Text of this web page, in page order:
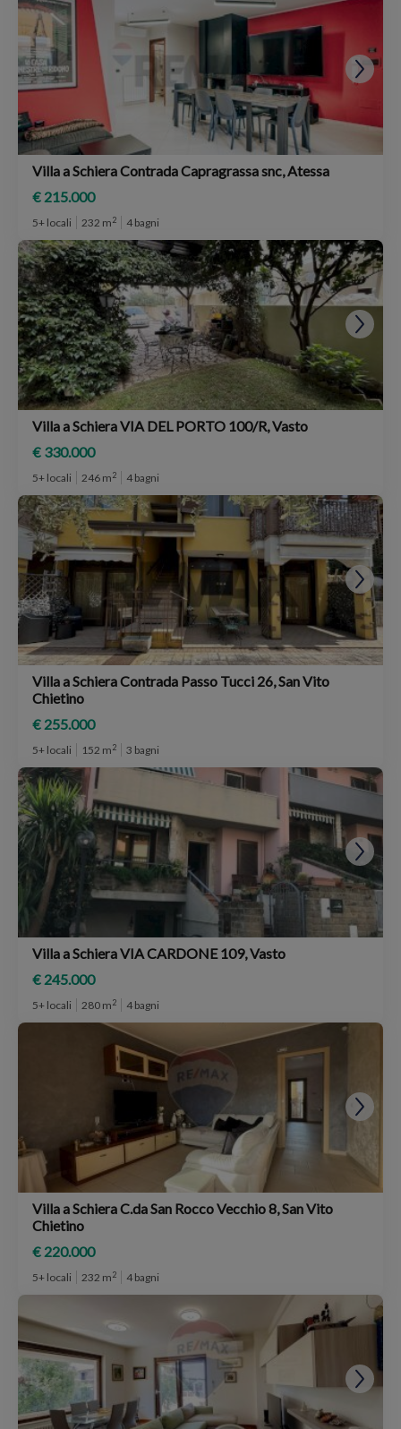
Villa a Schiera Contrada Capragrassa snc, Atessa
€ 215.000
5+ locali 232 m2 4 bagni
Villa a Schiera VIA DEL PORTO 100/R, Vasto
€ 330.000
5+ locali 246 m2 4 bagni
Villa a Schiera Contrada Passo Tucci 26, San Vito
Chietino
€ 255.000
5+ locali 152 m2 3 bagni
Villa a Schiera VIA CARDONE 109, Vasto
€ 245.000
5+ locali 280 m2 4 bagni
Villa a Schiera C.da San Rocco Vecchio 8, San Vito
Chietino
€ 220.000
5+ locali 232 m2 4 bagni